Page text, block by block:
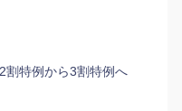
割特例から3割特例へ